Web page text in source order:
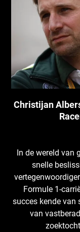
Christijan
In de wereld van
snelle
Formule 1-
succes kende van
van